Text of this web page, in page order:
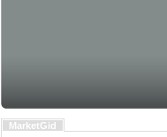
MarketGid